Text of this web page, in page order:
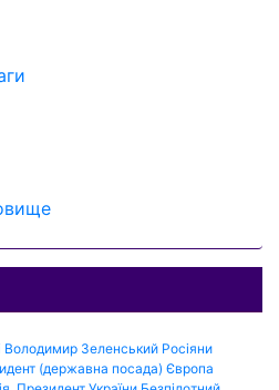
Володимир Зеленський Росіяни
(державна посада) Європа